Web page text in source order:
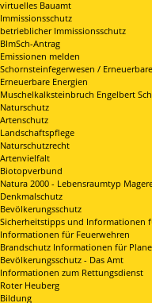
virtuelles Bauamt
Immissionsschutz
betrieblicher Immissionsschutz
BImSch-Antrag
Emissionen melden
Schornsteinfegerwesen /
Erneuerbare Energien
Muschelkalksteinbruch Engelbert
Naturschutz
Artenschutz
Landschaftspflege
Naturschutzrecht
Artenvielfalt
Biotopverbund
Natura 2000 - Lebensraumtyp
Denkmalschutz
Bevölkerungsschutz
Sicherheitstipps und Informationen
Informationen für Feuerwehren
Brandschutz Informationen für
Bevölkerungsschutz - Das Amt
Informationen zum Rettungsdienst
Roter Heuberg
Bildung